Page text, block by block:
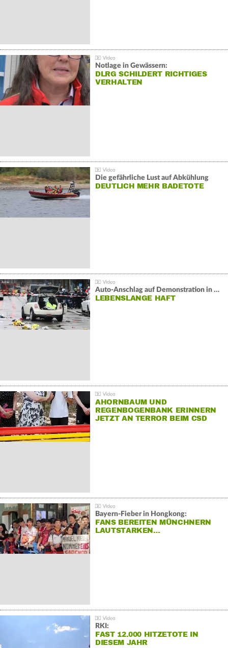
Notlage in Gewässern:
DLRG SCHILDERT RICHTIGES
VERHALTEN
Die gefährliche Lust auf Abkühlung
DEUTLICH MEHR BADETOTE
Auto-Anschlag auf Demonstration in München:
LEBENSLANGE HAFT
AHORNBAUM UND
REGENBOGENBANK ERINNERN
JETZT AN TERROR BEIM CSD
Bayern-Fieber in Hongkong:
FANS BEREITEN MÜNCHNERN
LAUTSTARKEN…
RKI:
FAST 12.000 HITZETOTE IN
DIESEM JAHR